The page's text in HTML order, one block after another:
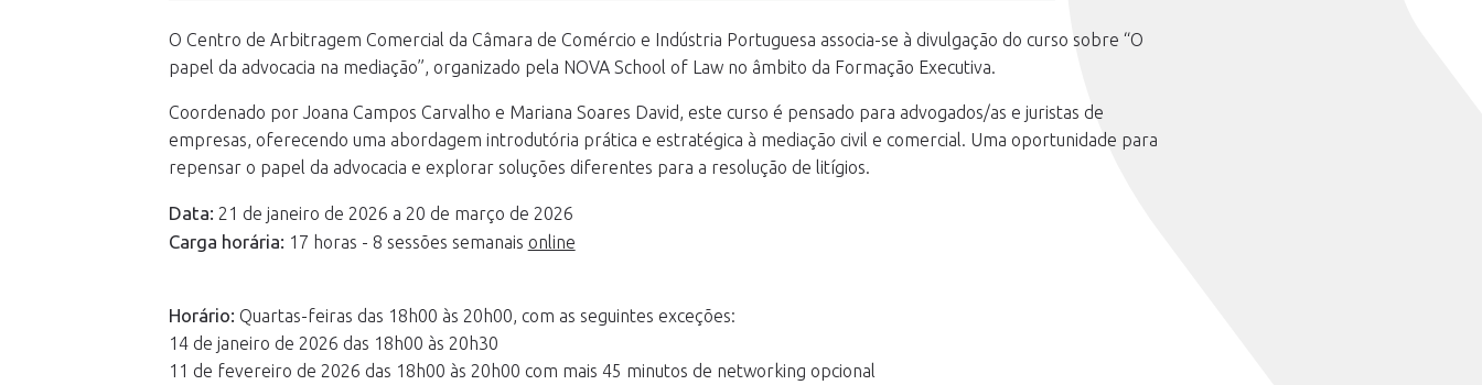
O Centro de Arbitragem Comercial da Câmara de Comércio e Indústria Portuguesa associa-se à divulgação do curso sobre “O
papel da advocacia na mediação”, organizado pela NOVA School of Law no âmbito da Formação Executiva.
Coordenado por Joana Campos Carvalho e Mariana Soares David, este curso é pensado para advogados/as e juristas de
empresas, oferecendo uma abordagem introdutória prática e estratégica à mediação civil e comercial. Uma oportunidade para
repensar o papel da advocacia e explorar soluções diferentes para a resolução de litígios.
Data: 21 de janeiro de 2026 a 20 de março de 2026
Carga horária: 17 horas - 8 sessões semanais online
Horário: Quartas-feiras das 18h00 às 20h00, com as seguintes exceções:
14 de janeiro de 2026 das 18h00 às 20h30
11 de fevereiro de 2026 das 18h00 às 20h00 com mais 45 minutos de networking opcional